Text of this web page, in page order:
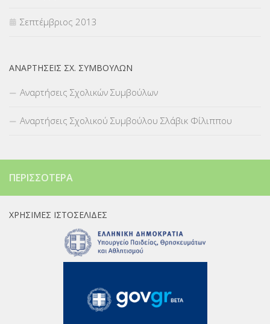
Σεπτέμβριος 2013
ΑΝΑΡΤΉΣΕΙΣ ΣΧ. ΣΥΜΒΟΎΛΩΝ
Αναρτήσεις Σχολικών Συμβούλων
Αναρτήσεις Σχολικού Συμβούλου Σλάβικ Φίλιππου
ΠΕΡΙΣΣΌΤΕΡΑ
ΧΡΉΣΙΜΕΣ ΙΣΤΟΣΕΛΊΔΕΣ